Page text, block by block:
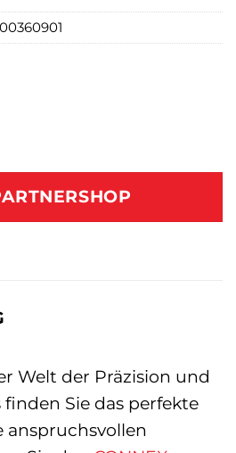
Welt der Präzision und
Sie das perfekte
anspruchsvollen